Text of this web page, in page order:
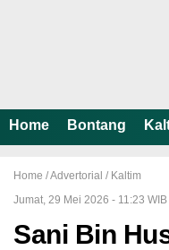
Home Bontang
Home /Advertorial / Kaltim
Jumat, 29 Mei 2026 - 11:23 WIB
Sani Bin